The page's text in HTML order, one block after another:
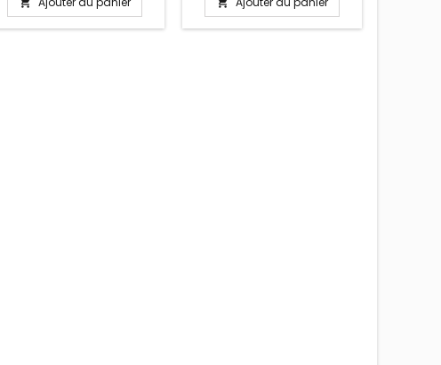
Dimensions: 80 x 120 x 835
mm.
Dimensions: 65 x 65 x 350
mm.